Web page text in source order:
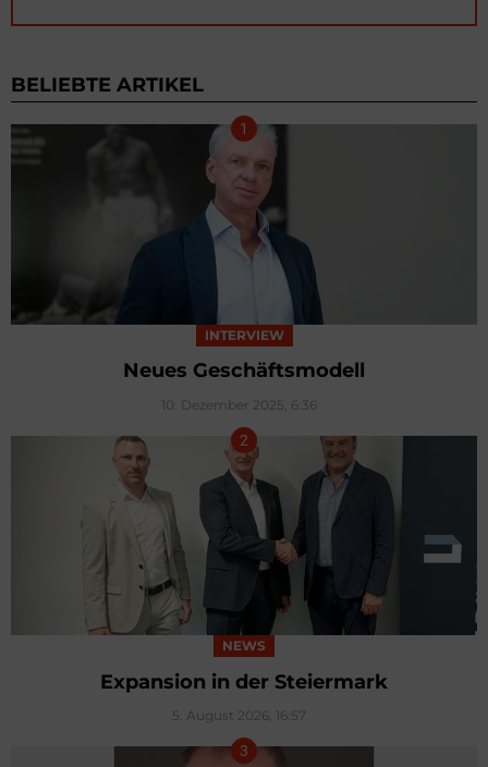
BELIEBTE ARTIKEL
INTERVIEW
Neues Geschäftsmodell
10. Dezember 2025, 6:36
NEWS
Expansion in der Steiermark
5. August 2026, 16:57